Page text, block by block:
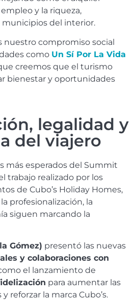
y la riqueza,
del interior.
nuestro compromiso social
como Un Sí Por La Vida
creemos que el turismo
bienestar y oportunidades
legalidad y
del viajero
más esperados del Summit
trabajo realizado por los
de Cubo’s Holiday Homes,
profesionalización, la
siguen marcando la
Gómez) presentó las nuevas
y colaboraciones con
el lanzamiento de
para aumentar las
reforzar la marca Cubo’s.